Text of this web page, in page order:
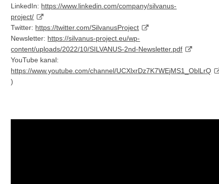
LinkedIn: https://www.linkedin.com/company/silvanus-
project/
Twitter: https://twitter.com/SilvanusProject
Newsletter: https://silvanus-project.eu/wp-
content/uploads/2022/10/SILVANUS-2nd-Newsletter.pdf
YouTube kanal:
https://www.youtube.com/channel/UCXlxrDz7K7WEjMS1_OblLrQ
)